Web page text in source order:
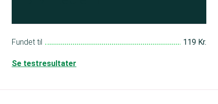
Fundet til 119 Kr.
Se testresultater